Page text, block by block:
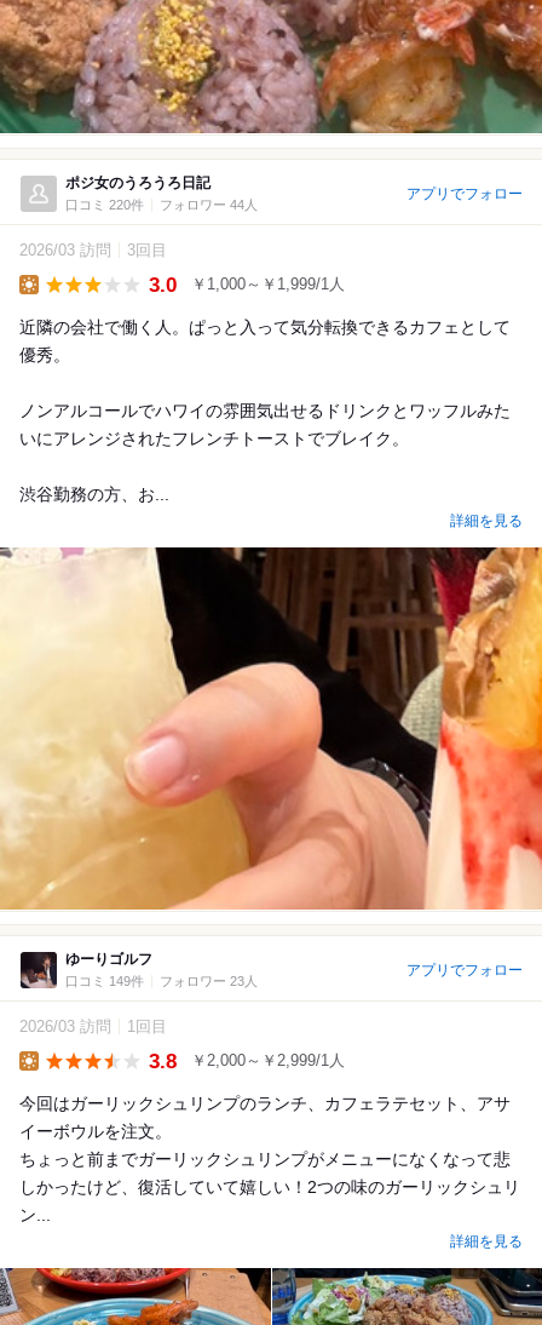
ポジ女のうろうろ日記
口コミ 220件 フォロワー 44人
アプリでフォロー
2026/03 訪問 3回目
3.0 ￥1,000～￥1,999/1人
近隣の会社で働く人。ぱっと入って気分転換できるカフェとして
優秀。
ノンアルコールでハワイの雰囲気出せるドリンクとワッフルみた
いにアレンジされたフレンチトーストでブレイク。
渋谷勤務の方、お...
詳細を見る
ゆーりゴルフ
口コミ 149件 フォロワー 23人
アプリでフォロー
2026/03 訪問 1回目
3.8 ￥2,000～￥2,999/1人
今回はガーリックシュリンプのランチ、カフェラテセット、アサ
イーボウルを注文。
ちょっと前までガーリックシュリンプがメニューになくなって悲
しかったけど、復活していて嬉しい！2つの味のガーリックシュリ
ン...
詳細を見る